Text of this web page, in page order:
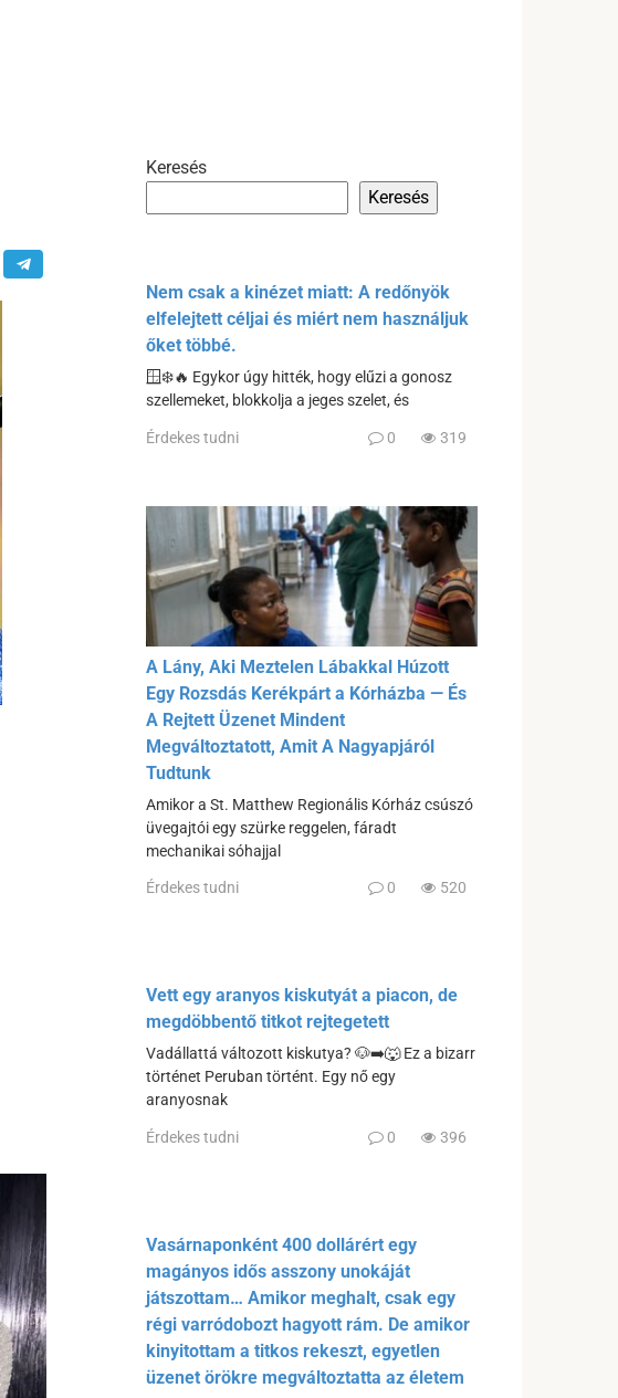
Keresés
Keresés
Nem csak a kinézet miatt: A redőnyök
elfelejtett céljai és miért nem használjuk
őket többé.
🪟❄️🔥 Egykor úgy hitték, hogy elűzi a gonosz
szellemeket, blokkolja a jeges szelet, és
Érdekes tudni 0 319
A Lány, Aki Meztelen Lábakkal Húzott
Egy Rozsdás Kerékpárt a Kórházba — És
A Rejtett Üzenet Mindent
Megváltoztatott, Amit A Nagyapjáról
Tudtunk
Amikor a St. Matthew Regionális Kórház csúszó
üvegajtói egy szürke reggelen, fáradt
mechanikai sóhajjal
Érdekes tudni 0 520
Vett egy aranyos kiskutyát a piacon, de
megdöbbentő titkot rejtegetett
Vadállattá változott kiskutya? 🐶➡️🐺 Ez a bizarr
történet Peruban történt. Egy nő egy
aranyosnak
Érdekes tudni 0 396
Vasárnaponként 400 dollárért egy
magányos idős asszony unokáját
játszottam… Amikor meghalt, csak egy
régi varródobozt hagyott rám. De amikor
kinyitottam a titkos rekeszt, egyetlen
üzenet örökre megváltoztatta az életem